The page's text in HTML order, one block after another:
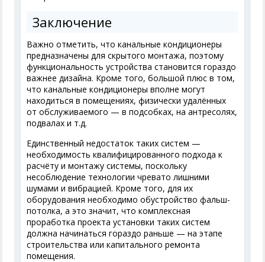
Заключение
Важно отметить, что канальные кондиционеры
предназначены для скрытого монтажа, поэтому
функциональность устройства становится гораздо
важнее дизайна. Кроме того, большой плюс в том,
что канальные кондиционеры вполне могут
находиться в помещениях, физически удалённых
от обслуживаемого — в подсобках, на антресолях,
подвалах и т.д.
Единственный недостаток таких систем —
необходимость квалифицированного подхода к
расчёту и монтажу системы, поскольку
несоблюдение технологии чревато лишними
шумами и вибрацией. Кроме того, для их
оборудования необходимо обустройство фальш-
потолка, а это значит, что комплексная
проработка проекта установки таких систем
должна начинаться гораздо раньше — на этапе
строительства или капитального ремонта
помещения.